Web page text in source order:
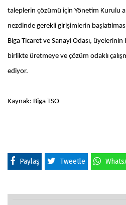
taleplerin çözümü için Yönetim Kurulu
nezdinde gerekli girişimlerin başlatılması
Biga Ticaret ve Sanayi Odası,
birlikte üretmeye ve çözüm odaklı
ediyor.
Kaynak: Biga TSO
Paylaş Tweetle